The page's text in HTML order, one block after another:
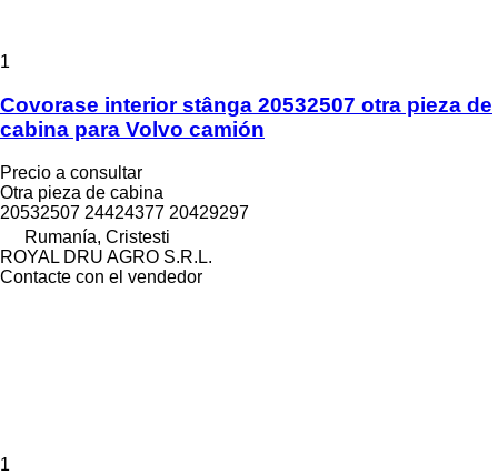
1
Covorase interior stânga 20532507 otra pieza de
cabina para Volvo camión
Precio a consultar
Otra pieza de cabina
20532507 24424377 20429297
Rumanía, Cristesti
ROYAL DRU AGRO S.R.L.
Contacte con el vendedor
1